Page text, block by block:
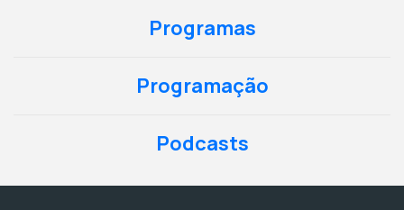
Programas
Programação
Podcasts